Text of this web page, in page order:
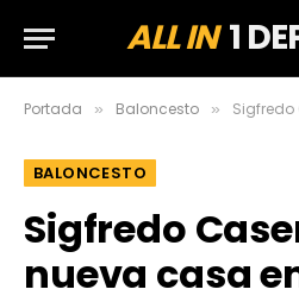
ALL IN1
Portada » Baloncesto » Sigfredo
BALONCESTO
Sigfredo
nueva casa